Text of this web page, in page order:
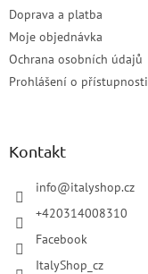
Doprava a platba
Moje objednávka
Ochrana osobních údajů
Prohlášení o přístupnosti
Kontakt
info@italyshop.cz
+420314008310
Facebook
ItalyShop_cz